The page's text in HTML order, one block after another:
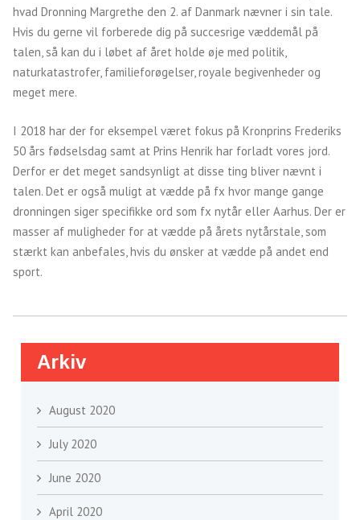
hvad Dronning Margrethe den 2. af Danmark nævner i sin tale.
Hvis du gerne vil forberede dig på succesrige væddemål på
talen, så kan du i løbet af året holde øje med politik,
naturkatastrofer, familieforøgelser, royale begivenheder og
meget mere.
I 2018 har der for eksempel været fokus på Kronprins Frederiks
50 års fødselsdag samt at Prins Henrik har forladt vores jord.
Derfor er det meget sandsynligt at disse ting bliver nævnt i
talen. Det er også muligt at vædde på fx hvor mange gange
dronningen siger specifikke ord som fx nytår eller Aarhus. Der er
masser af muligheder for at vædde på årets nytårstale, som
stærkt kan anbefales, hvis du ønsker at vædde på andet end
sport.
Arkiv
August 2020
July 2020
June 2020
April 2020